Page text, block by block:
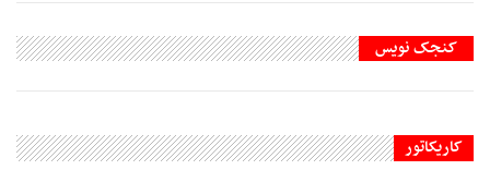
کنجک نویس
کاریکاتور